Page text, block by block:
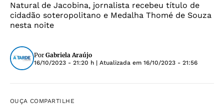
Natural de Jacobina, jornalista recebeu título de
cidadão soteropolitano e Medalha Thomé de Souza
nesta noite
Por Gabriela Araújo
16/10/2023 - 21:20 h | Atualizada em 16/10/2023 - 21:56
OUÇA COMPARTILHE